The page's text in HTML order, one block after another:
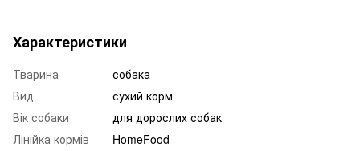
Характеристики
Тварина
собака
Вид
сухий корм
Вік собаки
для дорослих собак
Лінійка кормів
HomeFood